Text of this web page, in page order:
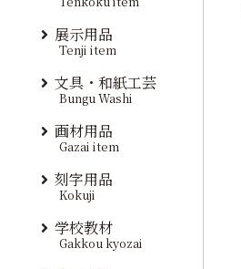
展示用品
Tenji item
文具・和紙工芸
Bungu Washi
画材用品
Gazai item
刻字用品
Kokuji
学校教材
Gakkou kyozai